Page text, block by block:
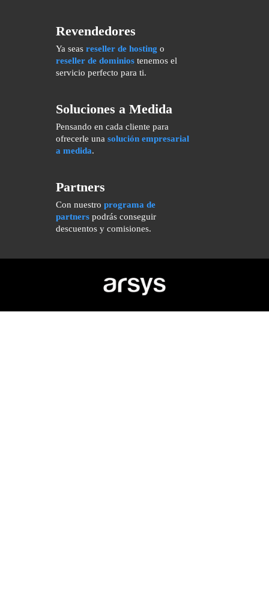
Revendedores
Ya seas reseller de hosting o
reseller de dominios tenemos el
servicio perfecto para ti.
Soluciones a Medida
Pensando en cada cliente para
ofrecerle una solución empresarial
a medida.
Partners
Con nuestro programa de
partners podrás conseguir
descuentos y comisiones.